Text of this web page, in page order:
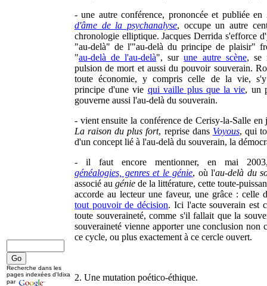
- une autre conférence, prononcée et publiée
d'âme de la psychanalyse, occupe un autre
chronologie elliptique. Jacques Derrida s'efforce
"au-delà" de l'"au-delà du principe de plaisir"
"au-delà de l'au-delà", surune autre scène, se
pulsion de mort et aussi du pouvoir souverain.
toute économie, y compris celle de la vie,
principe d'une vie qui vaille plus que la vie, un
gouverne aussi l'au-delà du souverain.
- vient ensuite la conférence de Cerisy-la-Salle
La raison du plus fort, reprise dans Voyous, qui
d'un concept lié à l'au-delà du souverain, la
- il faut encore mentionner, en mai
généalogies, genres et le génie, où l'au-delà du
associé au génie de la littérature, cette toute-
accorde au lecteur une faveur, une grâce : celle
tout pouvoir de décision. Ici l'acte souverain est
toute souveraineté, comme s'il fallait que la
souveraineté vienne apporter une conclusion non
ce cycle, ou plus exactement à ce cercle ouvert.
2. Une mutation poético-éthique.
Recherche dans les
pages indexées d'Idixa
par